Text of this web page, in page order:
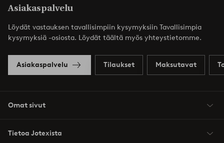
Asiakaspalvelu
Löydät vastauksen tavallisimpiin kysymyksiin Tavallisimpia
kysymyksiä -osiosta. Löydät täältä myös yhteystietomme.
Asiakaspalvelu Tilaukset Maksutavat
Omat sivut
Tietoa Jotexista